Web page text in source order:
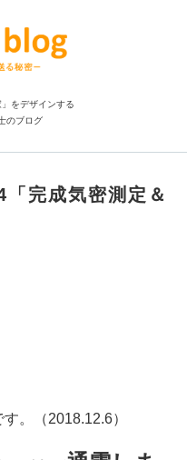
」をデザインする
のブログ
完成気密測定＆
。（2018.12.6）